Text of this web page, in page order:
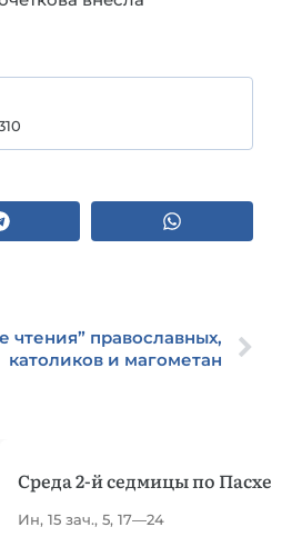
чтения” православных,
католиков и магометан
Среда 2-й седмицы по Пасхе
Ин, 15 зач., 5, 17—24